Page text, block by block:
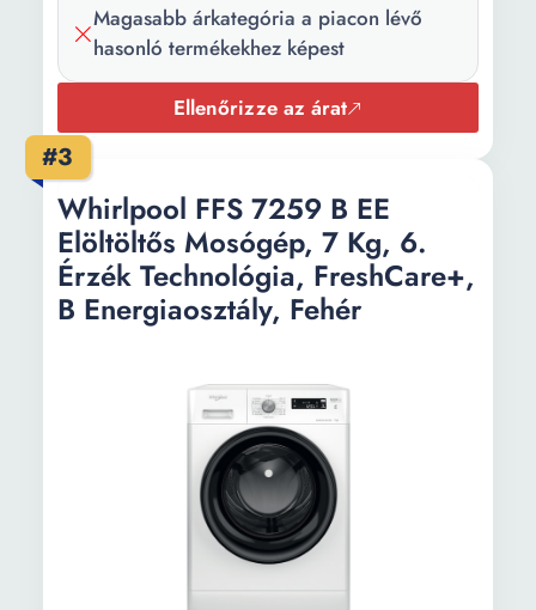
típusa:
Szín:
Fehér
Hozzátartozó
kiegészítők:
Adagoló edény
Mélység:
460 mm
Szélesség:
59.5 mm
Magasság:
850 mm
energiafogyasztás:
152 kWh
Energiafogyasztás 0.49 kWh
8800 l
Magasabb árkategória a piacon lévő
hasonló termékekhez képest
Ellenőrizze az árat
#3
Whirlpool FFS 7259 B EE
Elöltöltős Mosógép, 7 Kg, 6.
Érzék Technológia, FreshCare+,
B Energiaosztály, Fehér